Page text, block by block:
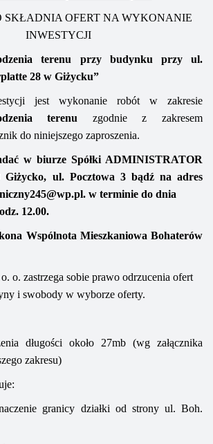
SKŁADNIA OFERT NA WYKONANIE
INWESTYCJI
terenu przy budynku przyul.
28 w Giżycku”
jest wykonanie robót w zakresie
terenu zgodnie zzakresem
do niniejszego zaproszenia.
w biurze Spółki ADMINISTRATOR
Giżycko, ul. Pocztowa 3 bądź na adres
. w terminie do dnia
12.00.
Wspólnota MieszkaniowaBohaterów
o. zastrzega sobie prawo odrzucenia ofert
i swobody w wyborze oferty.
długości około 27mb (wg załącznika
zakresu)
granicy działki od strony ul. Boh.